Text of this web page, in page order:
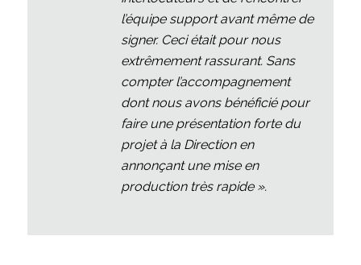
l’équipe support avant même de
signer. Ceci était pour nous
extrêmement rassurant. Sans
compter l’accompagnement
dont nous avons bénéficié pour
faire une présentation forte du
projet à la Direction en
annonçant une mise en
production très rapide ».